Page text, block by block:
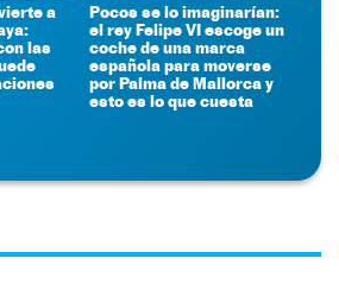
a
las
Pocos se lo imaginarían:
el rey Felipe VI escoge un
coche de una marca
española para moverse
por Palma de Mallorca y
esto es lo que cuesta